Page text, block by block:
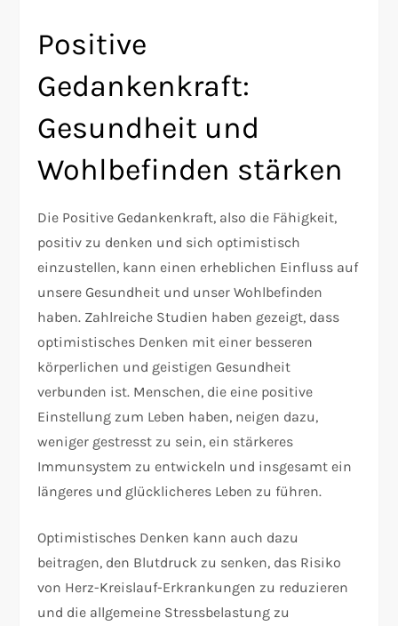
Positive
Gedankenkraft:
Gesundheit und
Wohlbefinden stärken
Die Positive Gedankenkraft, also die Fähigkeit,
positiv zu denken und sich optimistisch
einzustellen, kann einen erheblichen Einfluss auf
unsere Gesundheit und unser Wohlbefinden
haben. Zahlreiche Studien haben gezeigt, dass
optimistisches Denken mit einer besseren
körperlichen und geistigen Gesundheit
verbunden ist. Menschen, die eine positive
Einstellung zum Leben haben, neigen dazu,
weniger gestresst zu sein, ein stärkeres
Immunsystem zu entwickeln und insgesamt ein
längeres und glücklicheres Leben zu führen.
Optimistisches Denken kann auch dazu
beitragen, den Blutdruck zu senken, das Risiko
von Herz-Kreislauf-Erkrankungen zu reduzieren
und die allgemeine Stressbelastung zu